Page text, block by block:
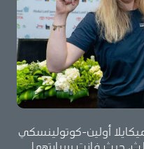
أولين-كوتولينسكي